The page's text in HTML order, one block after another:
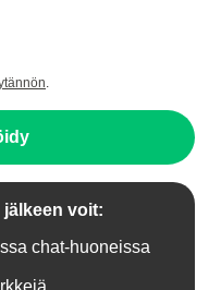
.
voit:
chat-huoneissa